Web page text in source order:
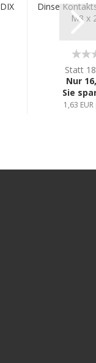
Dinse
M8 x
Statt
Nur
Sie
1,63